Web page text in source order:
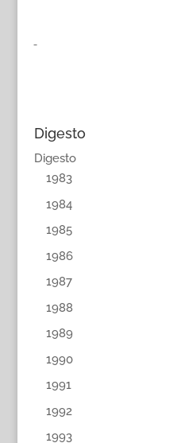
Digesto
Digesto
1983
1984
1985
1986
1987
1988
1989
1990
1991
1992
1993